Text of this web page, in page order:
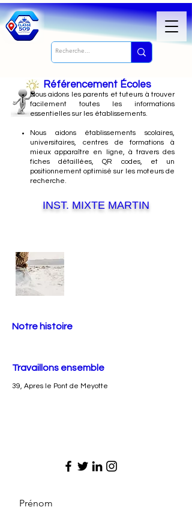
Référencement Écoles
Nousaidons les parents et tuteurs à trouver
facilement toutes les informations
essentielles sur les établissements.
Nous aidons établissements scolaires,
universitaires, centres de formations à
mieux apparaître en ligne, à travers des
fiches détaillées, QR codes, et un
positionnement optimisé sur les moteurs de
recherche.
INST. MIXTE MARTIN
Notre histoire
Travaillons ensemble
39, Apres le Pont de Meyotte
Prénom